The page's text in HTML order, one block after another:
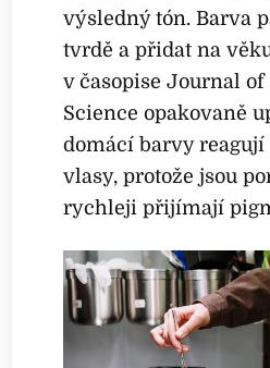
výsledný tón. Barva
tvrdě a přidat na
v časopise Journal of
Science opakovaně
domácí barvy
vlasy, protože jsou
rychleji přijímají